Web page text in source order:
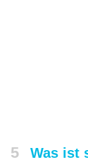
5 Was ist